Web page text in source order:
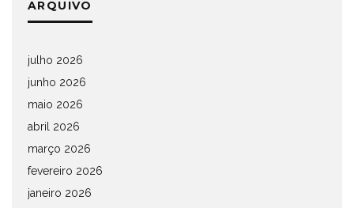
ARQUIVO
julho 2026
junho 2026
maio 2026
abril 2026
março 2026
fevereiro 2026
janeiro 2026